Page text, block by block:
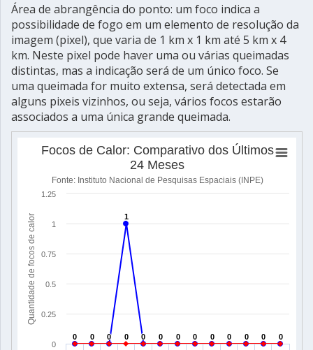
Área de abrangência do ponto: um foco indica a
possibilidade de fogo em um elemento de resolução da
imagem (pixel), que varia de 1 km x 1 km até 5 km x 4
km. Neste pixel pode haver uma ou várias queimadas
distintas, mas a indicação será de um único foco. Se
uma queimada for muito extensa, será detectada em
alguns pixeis vizinhos, ou seja, vários focos estarão
associados a uma única grande queimada.